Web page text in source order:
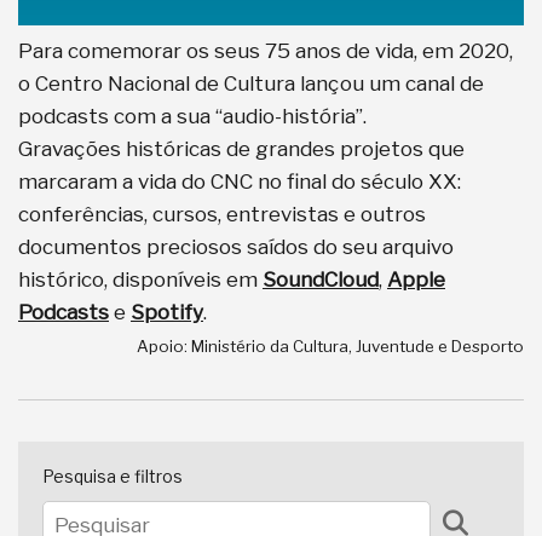
Para comemorar os seus 75 anos de vida, em 2020,
o Centro Nacional de Cultura lançou um canal de
podcasts com a sua “audio-história”.
Gravações históricas de grandes projetos que
marcaram a vida do CNC no final do século XX:
conferências, cursos, entrevistas e outros
documentos preciosos saídos do seu arquivo
histórico, disponíveis em SoundCloud, Apple
Podcasts e Spotify.
Apoio: Ministério da Cultura, Juventude e Desporto
Pesquisa e filtros